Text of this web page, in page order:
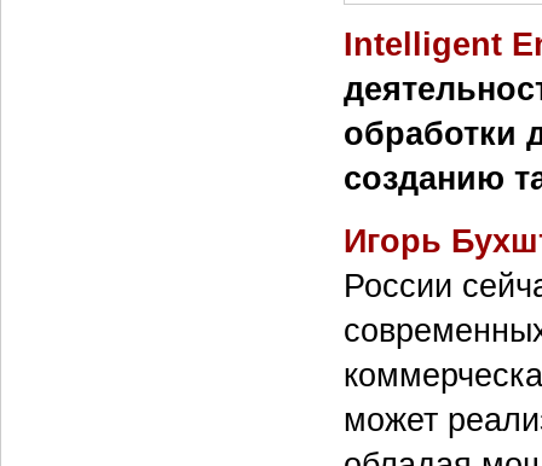
Intelligent
обработки
созданию
Игорь
России
может